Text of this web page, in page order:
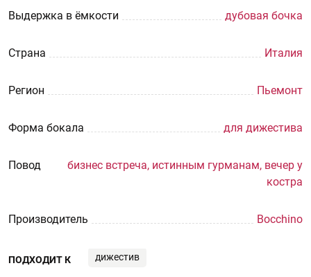
Выдержка в ёмкости дубовая бочка
Страна Италия
Регион Пьемонт
Форма бокала для дижестива
Повод
бизнес встреча, истинным гурманам, вечер у
костра
Производитель Bocchino
ПОДХОДИТ К дижестив